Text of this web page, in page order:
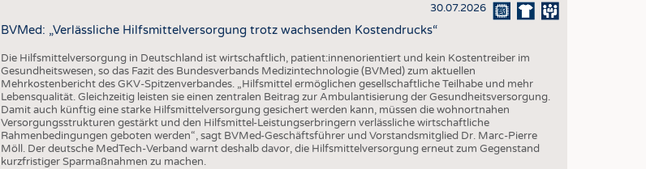
30.07.2026
BVMed: „Verlässliche Hilfsmittelversorgung trotz wachsenden Kostendrucks“
Die Hilfsmittelversorgung in Deutschland ist wirtschaftlich, patient:innenorientiert und kein Kostentreiber im
Gesundheitswesen, so das Fazit des Bundesverbands Medizintechnologie (BVMed) zum aktuellen
Mehrkostenbericht des GKV-Spitzenverbandes. „Hilfsmittel ermöglichen gesellschaftliche Teilhabe und mehr
Lebensqualität. Gleichzeitig leisten sie einen zentralen Beitrag zur Ambulantisierung der Gesundheitsversorgung.
Damit auch künftig eine starke Hilfsmittelversorgung gesichert werden kann, müssen die wohnortnahen
Versorgungsstrukturen gestärkt und den Hilfsmittel-Leistungserbringern verlässliche wirtschaftliche
Rahmenbedingungen geboten werden“, sagt BVMed-Geschäftsführer und Vorstandsmitglied Dr. Marc-Pierre
Möll. Der deutsche MedTech-Verband warnt deshalb davor, die Hilfsmittelversorgung erneut zum Gegenstand
kurzfristiger Sparmaßnahmen zu machen.